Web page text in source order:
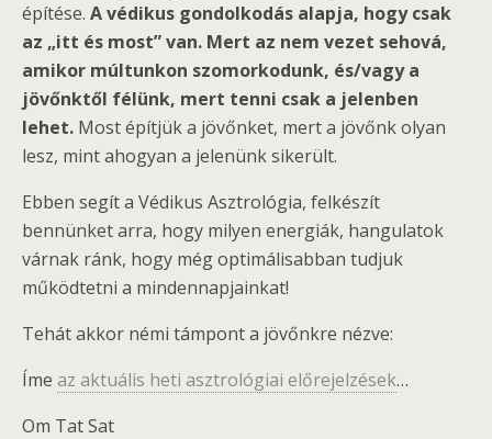
építése. A védikus gondolkodás alapja, hogy csak
az „itt és most” van. Mert az nem vezet sehová,
amikor múltunkon szomorkodunk, és/vagy a
jövőnktől félünk, mert tenni csak a jelenben
lehet. Most építjük a jövőnket, mert a jövőnk olyan
lesz, mint ahogyan a jelenünk sikerült.
Ebben segít a Védikus Asztrológia, felkészít
bennünket arra, hogy milyen energiák, hangulatok
várnak ránk, hogy még optimálisabban tudjuk
működtetni a mindennapjainkat!
Tehát akkor némi támpont a jövőnkre nézve:
Íme az aktuális heti asztrológiai előrejelzések…
Om Tat Sat